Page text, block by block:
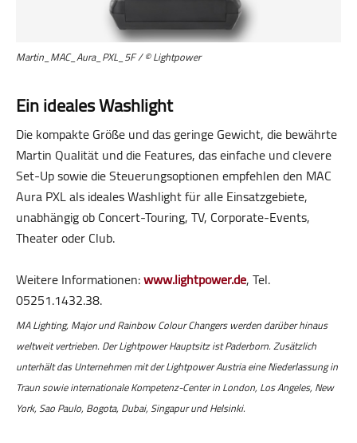
Martin_MAC_Aura_PXL_5F / © Lightpower
Ein ideales Washlight
Die kompakte Größe und das geringe Gewicht, die bewährte
Martin Qualität und die Features, das einfache und clevere
Set-Up sowie die Steuerungsoptionen empfehlen den MAC
Aura PXL als ideales Washlight für alle Einsatzgebiete,
unabhängig ob Concert-Touring, TV, Corporate-Events,
Theater oder Club.
Weitere Informationen:www.lightpower.de, Tel.
05251.1432.38.
MA Lighting, Major und Rainbow Colour Changers werden darüber hinaus
weltweit vertrieben. Der Lightpower Hauptsitz ist Paderborn. Zusätzlich
unterhält das Unternehmen mit der Lightpower Austria eine Niederlassung in
Traun sowie internationale Kompetenz-Center in London, Los Angeles, New
York, Sao Paulo, Bogota, Dubai, Singapur und Helsinki.